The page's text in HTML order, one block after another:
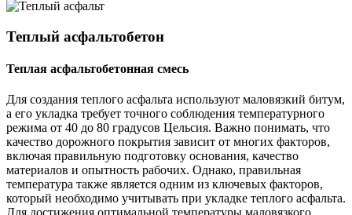
Теплый асфальтобетон
Теплая асфальтобетонная смесь
Для создания теплого асфальта используют маловязкий битум,
а его укладка требует точного соблюдения температурного
режима от 40 до 80 градусов Цельсия. Важно понимать, что
качество дорожного покрытия зависит от многих факторов,
включая правильную подготовку основания, качество
материалов и опытность рабочих. Однако, правильная
температура также является одним из ключевых факторов,
который необходимо учитывать при укладке теплого асфальта.